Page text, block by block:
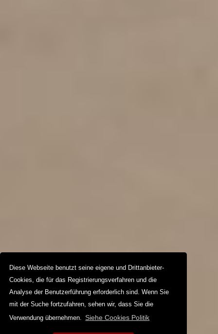
Diese Webseite benutzt seine eigene und Drittanbieter-
Cookies, die für das Registrierungsverfahren und die
Analyse der Benutzerführung erforderlich sind. Wenn Sie
mit der Suche fortzufahren, sehen wir, dass Sie die
Verwendung übernehmen. Siehe Cookies Politik